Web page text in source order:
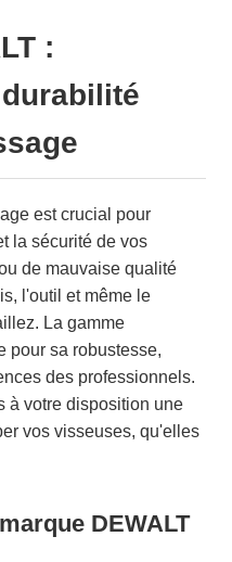
:
est crucial pour
la sécurité de vos
de mauvaise qualité
l'outil et même le
La gamme
pour sa robustesse,
des professionnels.
à votre disposition une
vos visseuses, qu'elles
DEWALT